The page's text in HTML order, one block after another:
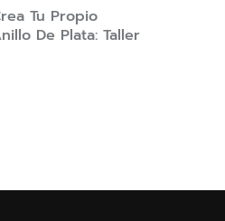
Tu Propio
De Plata: Taller